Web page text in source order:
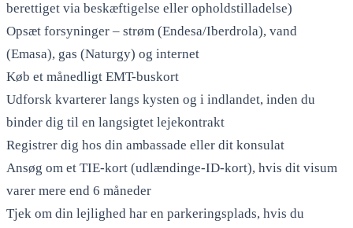
berettiget via beskæftigelse eller opholdstilladelse)
Opsæt forsyninger – strøm (Endesa/Iberdrola), vand
(Emasa), gas (Naturgy) og internet
Køb et månedligt EMT-buskort
Udforsk kvarterer langs kysten og i indlandet, inden du
binder dig til en langsigtet lejekontrakt
Registrer dig hos din ambassade eller dit konsulat
Ansøg om et TIE-kort (udlændinge-ID-kort), hvis dit visum
varer mere end 6 måneder
Tjek om din lejlighed har en parkeringsplads, hvis du